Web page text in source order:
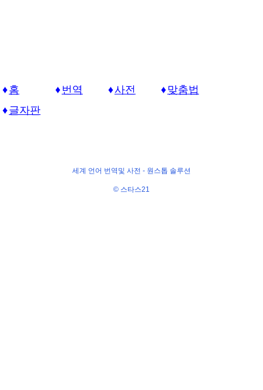
홈 번역 사전
맞춤법
글자판
세계 언어 번역및 사전 - 원스톱 솔루션
© 스타스21